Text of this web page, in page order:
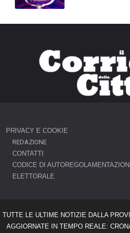
PRIVACY E COOKIE
REDAZIONE
CONTATTI
CODICE DI
ELETTORALE
TUTTE LE ULTIME NOTIZIE DALLA
AGGIORNATE IN TEMPO REALE: